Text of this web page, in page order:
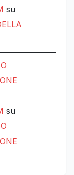
su
su